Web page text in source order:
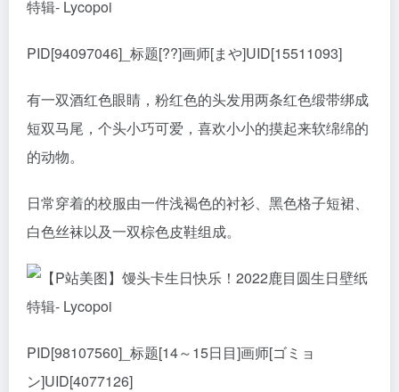
PID[94097046]_标题[??]画师[まや]UID[15511093]
有一双酒红色眼睛，粉红色的头发用两条红色缎带绑成
短双马尾，个头小巧可爱，喜欢小小的摸起来软绵绵的
的动物。
日常穿着的校服由一件浅褐色的衬衫、黑色格子短裙、
白色丝袜以及一双棕色皮鞋组成。
PID[98107560]_标题[14～15日目]画师[ゴミョ
ン]UID[4077126]